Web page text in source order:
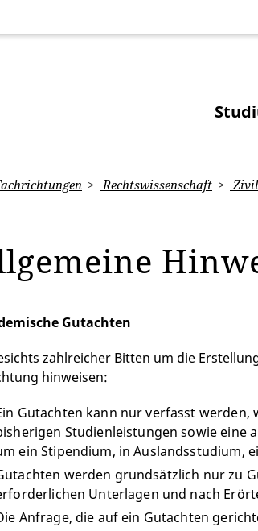
Rechtswissenschaft
Gutachten
zahlreicher Bitten um die
hinweisen:
Gutachten kann nur verfasst
Studienleistungen sowie eine
ein Stipendium, in Auslandsstudium,
werden grundsätzlich nur zu
Unterlagen und nach
Anfrage, die auf ein Gutachten